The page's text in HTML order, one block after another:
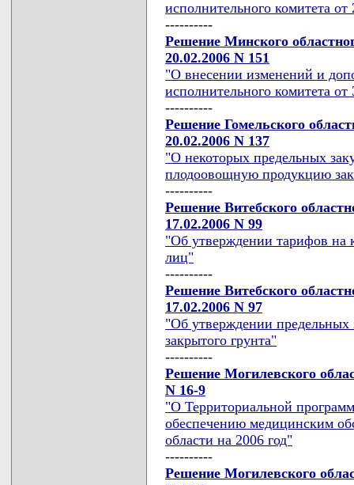
исполнительного комитета
----------
Решение Минского
20.02.2006 N 151
"О внесении изменений и
исполнительного комитета
----------
Решение Гомельского
20.02.2006 N 137
"О некоторых предельных
плодоовощную продукцию
----------
Решение Витебского
17.02.2006 N 99
"Об утверждении тарифов на
лиц"
----------
Решение Витебского
17.02.2006 N 97
"Об утверждении
закрытого грунта"
----------
Решение Могилевского
N 16-9
"О Территориальной
обеспечению медицинским
области на 2006 год"
----------
Решение Могилевского